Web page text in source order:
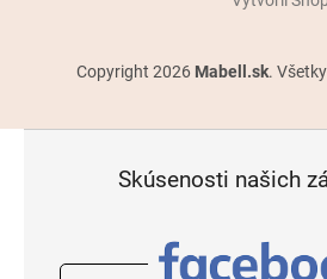
Copyright 2026 Mabell.sk.
Skúsenosti našich